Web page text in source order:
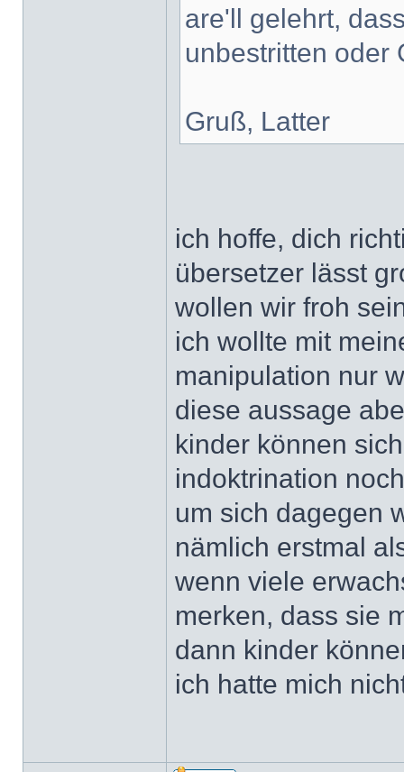
are'll gelehrt,
unbestritten oder
Gruß, Latter
ich hoffe, dich
übersetzer lässt
wollen wir froh
ich wollte mit
manipulation nur
diese aussage
kinder können
indoktrination
um sich dagegen
nämlich erstmal
wenn viele
merken, dass sie
dann kinder
ich hatte mich